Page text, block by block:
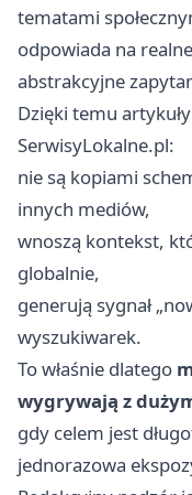
tematami
odpowiada na
abstrakcyjne
Dzięki temu
SerwisyLokalne.pl:
nie są kopiami
innych mediów,
wnoszą kontekst,
globalnie,
generują sygnał
wyszukiwarek.
To właśnie dlatego
wygrywają z
gdy celem jest
jednorazowa